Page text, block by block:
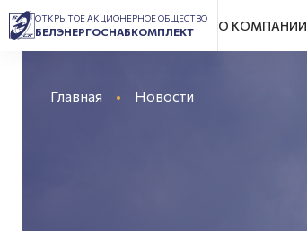
ОТКРЫТОЕ АКЦИОНЕРНОЕ ОБЩЕСТВО
БЕЛЭНЕРГОСНАБКОМПЛЕКТ О КОМПАНИИ
Главная Новости